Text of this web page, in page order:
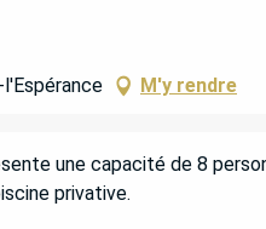
M'y rendre
une capacité de 8
privative.